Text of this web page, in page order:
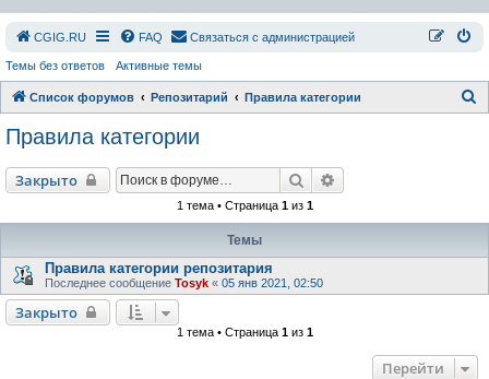
СGIG.RU FAQ Связаться с администрацией
Темы без ответов Активные темы
Список форумов Репозитарий Правила категории
Правила категории
Закрыто Поиск
1 тема • Страница 1из 1
Темы
Правила категории репозитария
Последнее сообщение Tosyk « 05 янв 2021, 02:50
Закрыто
1 тема • Страница 1из 1
Перейти